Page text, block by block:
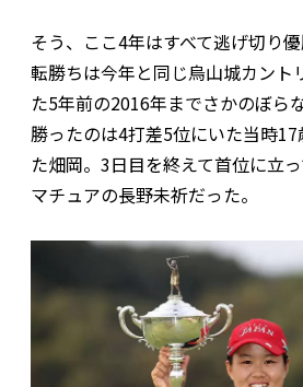
そう、ここ4年はすべて逃げ切り
転勝ちは今年と同じ烏山城カント
た5年前の2016年までさかのぼら
勝ったのは4打差5位にいた当時
た畑岡。3日目を終えて首位に立
マチュアの長野未祈だった。